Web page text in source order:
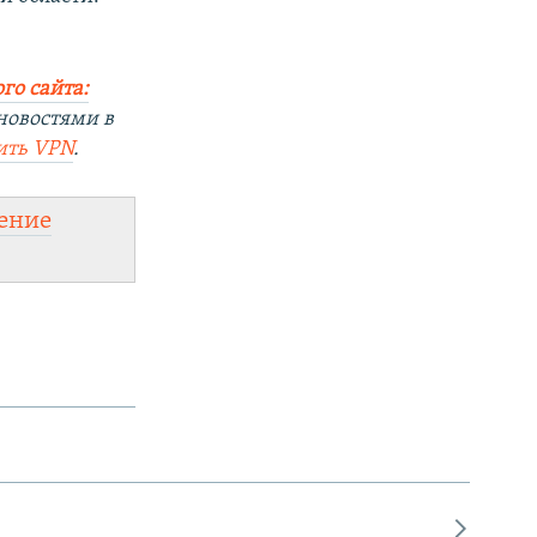
сайта:
в
VPN.